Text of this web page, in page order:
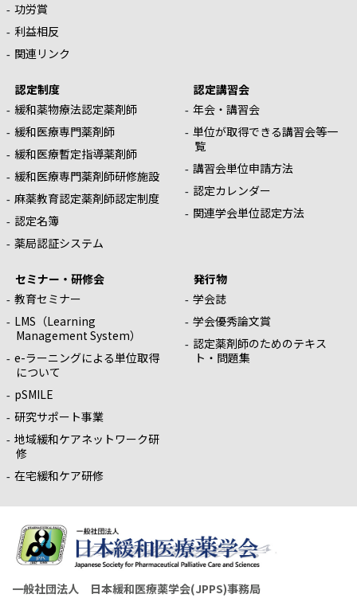
功労賞
利益相反
関連リンク
認定制度
緩和薬物療法認定薬剤師
緩和医療専門薬剤師
緩和医療暫定指導薬剤師
緩和医療専門薬剤師研修施設
麻薬教育認定薬剤師認定制度
認定名簿
薬局認証システム
認定講習会
年会・講習会
単位が取得できる講習会等一
覧
講習会単位申請方法
認定カレンダー
関連学会単位認定方法
セミナー・研修会
教育セミナー
LMS（Learning
Management System）
e-ラーニングによる単位取得
について
pSMILE
研究サポート事業
地域緩和ケアネットワーク研
修
在宅緩和ケア研修
発行物
学会誌
学会優秀論文賞
認定薬剤師のためのテキス
ト・問題集
一般社団法人 日本緩和医療薬学会(JPPS)事務局